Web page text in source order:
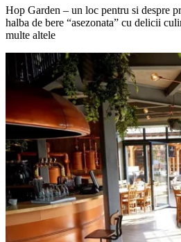
Hop Garden – un loc pentru si despre
halba de bere “asezonata” cu delicii
multe altele